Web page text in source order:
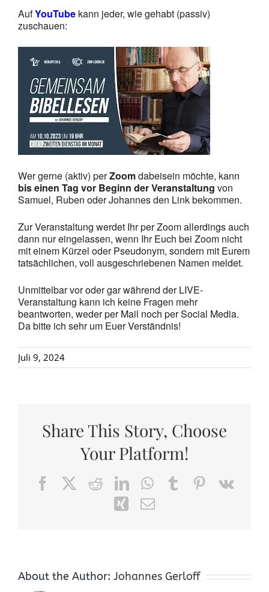
AufYouTube kann jeder, wie gehabt (passiv)
zuschauen:
Wer gerne (aktiv) perZoomdabeisein möchte, kann
bis einen Tag vor Beginn der Veranstaltung von
Samuel, Ruben oder Johannes den Link bekommen.
Zur Veranstaltung werdet Ihr per Zoom allerdings auch
dann nur eingelassen, wenn Ihr Euch bei Zoom nicht
mit einem Kürzel oder Pseudonym, sondern mit Eurem
tatsächlichen, voll ausgeschriebenen Namen meldet.
Unmittelbar vor oder gar während der LIVE-
Veranstaltung kann ich keine Fragen mehr
beantworten, weder per Mail noch per Social Media.
Da bitte ich sehr um Euer Verständnis!
Juli 9, 2024
Share This Story, Choose
Your Platform!
FacebookRedditLinkedInWhatsApp
TumblrPinterest
Vk
XingEmail
About the Author: Johannes Gerloff